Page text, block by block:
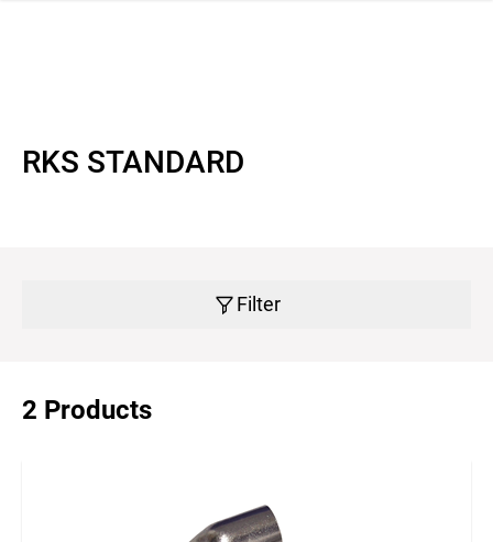
RKS STANDARD
Filter
2 Products